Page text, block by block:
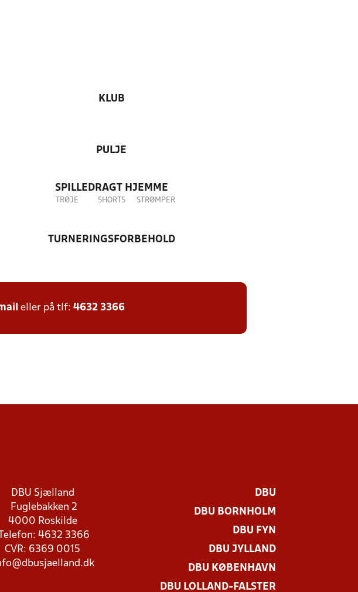
KLUB
PULJE
SPILLEDRAGT HJEMME
TRØJE SHORTS STRØMPER
TURNERINGSFORBEHOLD
eller på tlf: 4632 3366
DBU Sjælland
Fuglebakken 2
4000 Roskilde
Telefon: 4632 3366
CVR: 6369 0015
DBU
DBU BORNHOLM
DBU FYN
DBU JYLLAND
DBU KØBENHAVN
DBU LOLLAND-FALSTER